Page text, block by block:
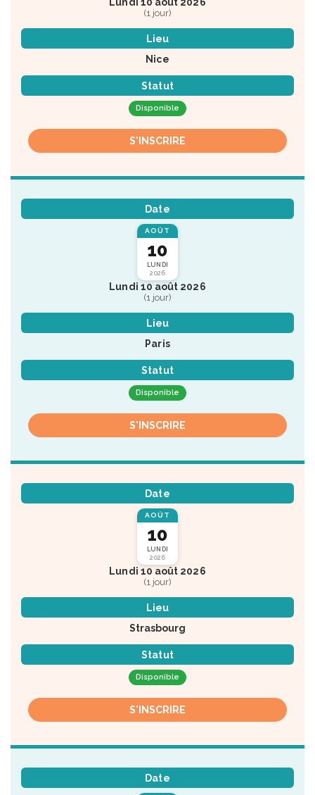
Lundi 10 août 2026
(1 jour)
Lieu
Nice
Statut
Disponible
S'INSCRIRE
Date
AOÛT
10
LUNDI
2026
Lundi 10 août 2026
(1 jour)
Lieu
Paris
Statut
Disponible
S'INSCRIRE
Date
AOÛT
10
LUNDI
2026
Lundi 10 août 2026
(1 jour)
Lieu
Strasbourg
Statut
Disponible
S'INSCRIRE
Date